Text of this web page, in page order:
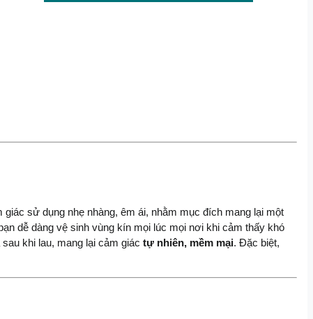
sử dụng nhẹ nhàng, êm ái, nhằm mục đích mang lại một
dễ dàng vệ sinh vùng kín mọi lúc mọi nơi khi cảm thấy khó
khi lau, mang lại cảm giác tự nhiên, mềm mại. Đặc biệt,